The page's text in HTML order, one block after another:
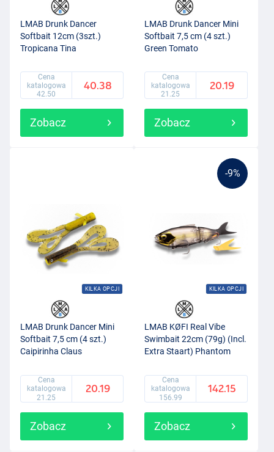
LMAB Drunk Dancer
Softbait 12cm (3szt.)
Tropicana Tina
Cena
katalogowa
42.50
40.38
Zobacz
LMAB Drunk Dancer Mini
Softbait 7,5 cm (4 szt.)
Green Tomato
Cena
katalogowa
21.25
20.19
Zobacz
KILKA OPCJI
LMAB Drunk Dancer Mini
Softbait 7,5 cm (4 szt.)
Caipirinha Claus
Cena
katalogowa
21.25
20.19
Zobacz
-9%
KILKA OPCJI
LMAB KØFI Real Vibe
Swimbait 22cm (79g) (Incl.
Extra Staart) Phantom
Cena
katalogowa
156.99
142.15
Zobacz